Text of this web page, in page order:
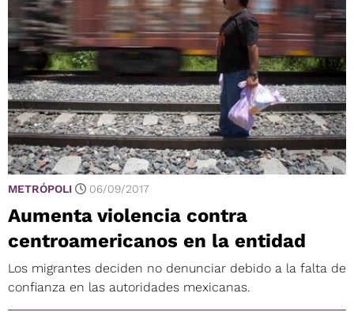
METRÓPOLI 06/09/2017
Aumenta violencia contra
centroamericanos en la entidad
Los migrantes deciden no denunciar debido a la falta de
confianza en las autoridades mexicanas.